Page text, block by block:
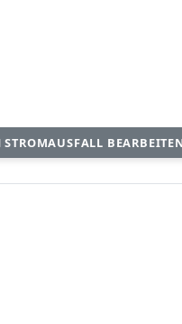
STROMAUSFALL